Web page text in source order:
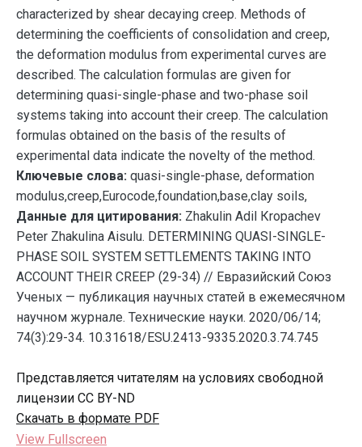
characterized by shear decaying creep. Methods of
determining the coefficients of consolidation and creep,
the deformation modulus from experimental curves are
described. The calculation formulas are given for
determining quasi-single-phase and two-phase soil
systems taking into account their creep. The calculation
formulas obtained on the basis of the results of
experimental data indicate the novelty of the method.
Ключевые слова: quasi-single-phase, deformation
modulus,creep,Eurocode,foundation,base,clay soils,
Данные для цитирования: Zhakulin Adil Кropachev
Peter Zhakulina Аisulu. DETERMINING QUASI-SINGLE-
PHASE SOIL SYSTEM SETTLEMENTS TAKING INTO
ACCOUNT THEIR CREEP (29-34) // Евразийский Союз
Ученых — публикация научных статей в ежемесячном
научном журнале. Технические науки. 2020/06/14;
74(3):29-34. 10.31618/ESU.2413-9335.2020.3.74.745
Представляется читателям на условиях свободной
лицензии CC BY-ND
Скачать в формате PDF
View Fullscreen